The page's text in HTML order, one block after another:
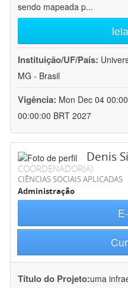
sendo mapeada p...
Instituição/UF/País:
MG - Brasil
Vigência: Mon Dec 04
00:00:00 BRT 2027
Denis
COORDENADOR(A)
CIÊNCIAS SOCIAIS APLICADAS
Administração
Título do Projeto:uma